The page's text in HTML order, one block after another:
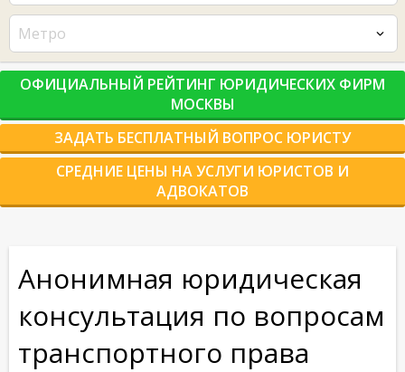
Метро
ОФИЦИАЛЬНЫЙ РЕЙТИНГ ЮРИДИЧЕСКИХ ФИРМ
МОСКВЫ
ЗАДАТЬ БЕСПЛАТНЫЙ ВОПРОС ЮРИСТУ
СРЕДНИЕ ЦЕНЫ НА УСЛУГИ ЮРИСТОВ И
АДВОКАТОВ
Анонимная юридическая
консультация по вопросам
транспортного права